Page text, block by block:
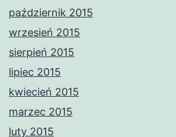
październik 2015
wrzesień 2015
sierpień 2015
lipiec 2015
kwiecień 2015
marzec 2015
luty 2015